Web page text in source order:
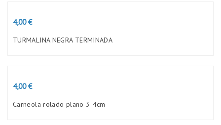
Preço
4,00 €
TURMALINA NEGRA TERMINADA
Preço
4,00 €
Carneola rolado plano 3-4cm